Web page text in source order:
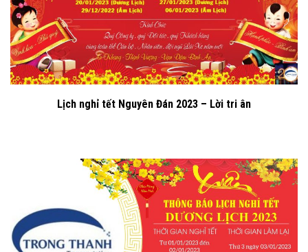
Lịch nghỉ tết Nguyên Đán 2023 – Lời tri ân